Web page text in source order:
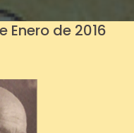
Enero de 2016